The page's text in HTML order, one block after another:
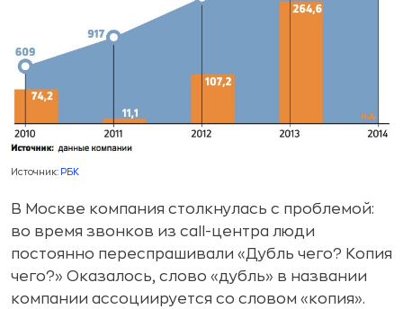
Источник: РБК
В Москве компания столкнулась с проблемой:
во время звонков из call-центра люди
постоянно переспрашивали «Дубль чего? Копия
чего?» Оказалось, слово «дубль» в названии
компании ассоциируется со словом «копия».